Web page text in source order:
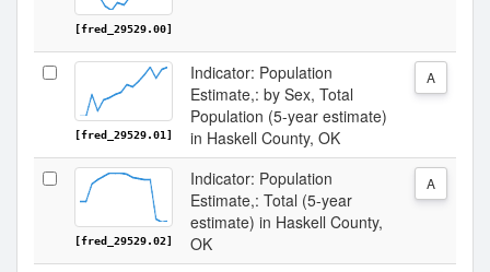
[fred_29529.00]
[fred_29529.01]
Indicator: Population
Estimate,: by Sex, Total
Population (5-year estimate)
in Haskell County, OK
A
[fred_29529.02]
Indicator: Population
Estimate,: Total (5-year
estimate) in Haskell County,
OK
A